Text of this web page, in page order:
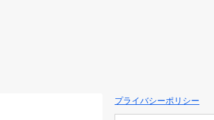
プライバシーポリシー